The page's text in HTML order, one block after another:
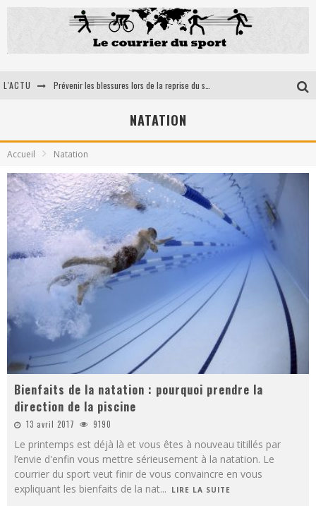
L'ACTU
Ultra trail en France: la petit sélection du courrier du sport
NATATION
Accueil Natation
Bienfaits de la natation : pourquoi prendre la
direction de la piscine
13 avril 2017 9190
Le printemps est déjà là et vous êtes à nouveau titillés par
l’envie d'enfin vous mettre sérieusement à la natation. Le
courrier du sport veut finir de vous convaincre en vous
expliquant les bienfaits de la nat... LIRE LA SUITE